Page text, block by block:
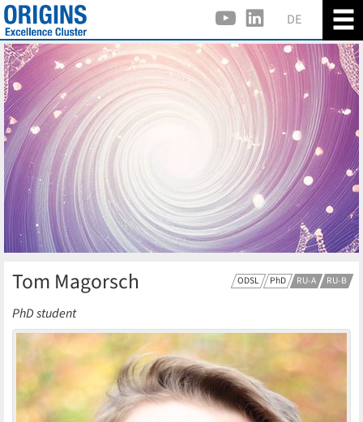
DE
ODSL PhD RU-A RU-B
Tom Magorsch
PhD student